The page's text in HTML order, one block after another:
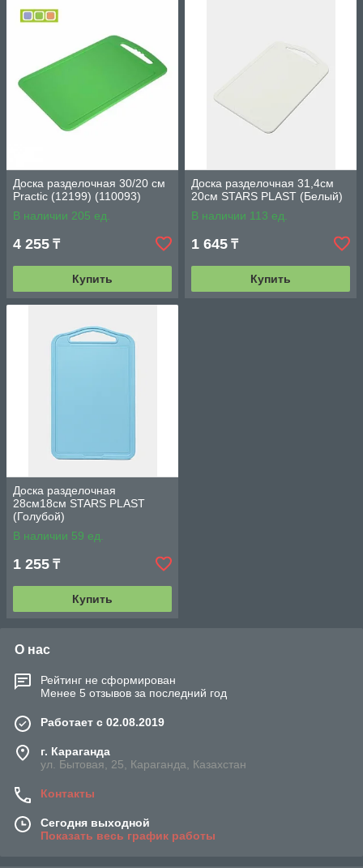
Доска разделочная 30/20 см
Practic (12199) (110093)
В наличии 205 ед.
4 255 ₸
Купить
Доска разделочная 31,4см
20см STARS PLAST (Белый)
В наличии 113 ед.
1 645 ₸
Купить
Доска разделочная
28см18см STARS PLAST
(Голубой)
В наличии 59 ед.
1 255 ₸
Купить
О нас
Рейтинг не сформирован
Менее 5 отзывов за последний год
Работает с 02.08.2019
г. Караганда
ул. Бытовая, 25, Караганда, Казахстан
Контакты
Сегодня выходной
Показать весь график работы